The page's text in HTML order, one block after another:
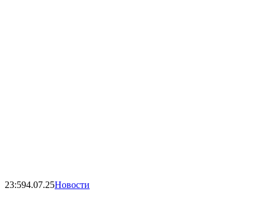
23:594.07.25Новости